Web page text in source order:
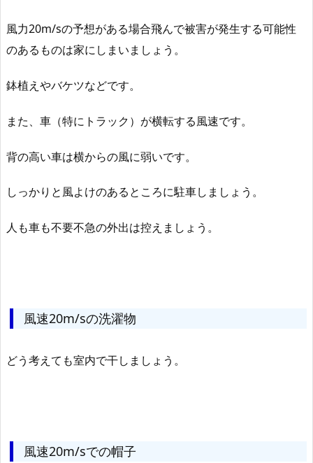
風力20m/sの予想がある場合飛んで被害が発生する可能性
のあるものは家にしまいましょう。
鉢植えやバケツなどです。
また、車（特にトラック）が横転する風速です。
背の高い車は横からの風に弱いです。
しっかりと風よけのあるところに駐車しましょう。
人も車も不要不急の外出は控えましょう。
風速20m/sの洗濯物
どう考えても室内で干しましょう。
風速20m/sでの帽子